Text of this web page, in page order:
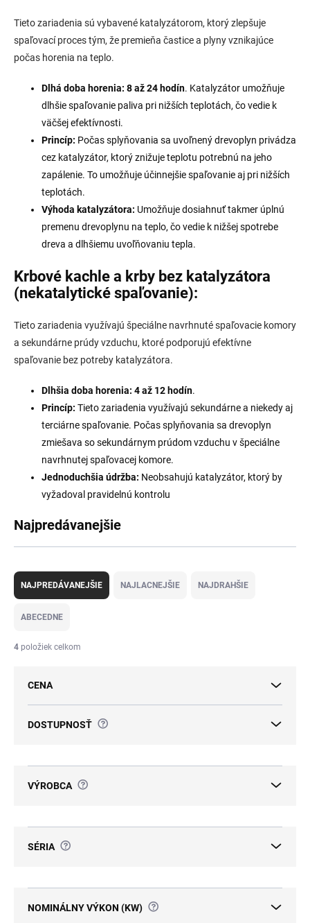
Tieto zariadenia sú vybavené katalyzátorom, ktorý zlepšuje
spaľovací proces tým, že premieňa častice a plyny vznikajúce
počas horenia na teplo.
Dlhá doba horenia: 8až 24 hodín. Katalyzátor umožňuje
dlhšie spaľovanie paliva pri nižších teplotách, čo vedie k
väčšej efektívnosti.
Princíp: Počas splyňovania sa uvoľnený drevoplyn privádza
cez katalyzátor, ktorý znižuje teplotu potrebnú na jeho
zapálenie. To umožňuje účinnejšie spaľovanie aj pri nižších
teplotách.
Výhoda katalyzátora: Umožňuje dosiahnuť takmer úplnú
premenu drevoplynu na teplo, čo vedie k nižšej spotrebe
dreva a dlhšiemu uvoľňovaniu tepla.
Krbové kachle a krby bez katalyzátora
(nekatalytické spaľovanie):
Tieto zariadenia využívajú špeciálne navrhnuté spaľovacie komory
a sekundárne prúdy vzduchu, ktoré podporujú efektívne
spaľovanie bez potreby katalyzátora.
Dlhšia doba horenia: 4až 12 hodín.
Princíp: Tieto zariadenia využívajú sekundárne a niekedy aj
terciárne spaľovanie. Počas splyňovania sa drevoplyn
zmiešava so sekundárnym prúdom vzduchu v špeciálne
navrhnutej spaľovacej komore.
Jednoduchšia údržba: Neobsahujú katalyzátor, ktorý by
vyžadoval pravidelnú kontrolu
Najpredávanejšie
R
d
i
NAJPREDÁVANEJŠIE NAJLACNEJŠIE NAJDRAHŠIE
ABECEDNE
4 položiek celkom
CENA
DOSTUPNOSŤ ?
VÝROBCA ?
SÉRIA ?
NOMINÁLNY VÝKON (KW) ?